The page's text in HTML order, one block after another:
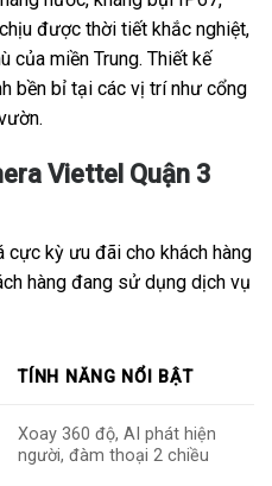
được thời tiết khắc nghiệt,
của miền Trung. Thiết kế
bền bỉ tại các vị trí như cổng
Viettel Quận 3
kỳ ưu đãi cho khách hàng
hàng đang sử dụng dịch vụ
TÍNH NĂNG NỔI BẬT
Xoay 360 độ, AI phát hiện
người, đàm thoại 2 chiều